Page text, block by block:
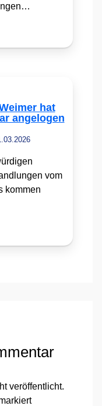
hat
angelogen
vom
kommen
veröffentlicht.